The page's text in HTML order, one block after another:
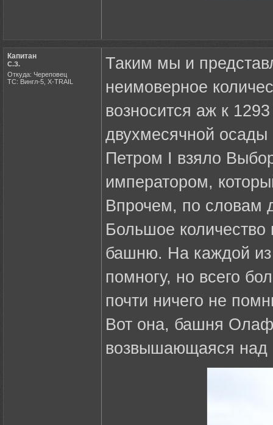
Капитан
С.З.
Откуда: Череповец
ТС: Вингл-5, X-TRAIL
Таким мы и
неимоверное
возносится аж к
двухмесячной осады
Петром I взяло
императором,
Впрочем, по словам
Большое
башню. На каждой
помногу, но всего
почти ничего не
Вот она, башня
возвышающаяся над